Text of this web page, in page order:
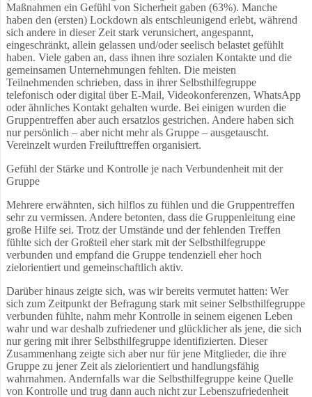
Maßnahmen ein Gefühl von Sicherheit gaben (63%). Manche
haben den (ersten) Lockdown als entschleunigend erlebt, während
sich andere in dieser Zeit stark verunsichert, angespannt,
eingeschränkt, allein gelassen und/oder seelisch belastet gefühlt
haben. Viele gaben an, dass ihnen ihre sozialen Kontakte und die
gemeinsamen Unternehmungen fehlten. Die meisten
Teilnehmenden schrieben, dass in ihrer Selbsthilfegruppe
telefonisch oder digital über E-Mail, Videokonferenzen, WhatsApp
oder ähnliches Kontakt gehalten wurde. Bei einigen wurden die
Gruppentreffen aber auch ersatzlos gestrichen. Andere haben sich
nur persönlich – aber nicht mehr als Gruppe – ausgetauscht.
Vereinzelt wurden Freilufttreffen organisiert.
Gefühl der Stärke und Kontrolle je nach Verbundenheit mit der
Gruppe
Mehrere erwähnten, sich hilflos zu fühlen und die Gruppentreffen
sehr zu vermissen. Andere betonten, dass die Gruppenleitung eine
große Hilfe sei. Trotz der Umstände und der fehlenden Treffen
fühlte sich der Großteil eher stark mit der Selbsthilfegruppe
verbunden und empfand die Gruppe tendenziell eher hoch
zielorientiert und gemeinschaftlich aktiv.
Darüber hinaus zeigte sich, was wir bereits vermutet hatten: Wer
sich zum Zeitpunkt der Befragung stark mit seiner Selbsthilfegruppe
verbunden fühlte, nahm mehr Kontrolle in seinem eigenen Leben
wahr und war deshalb zufriedener und glücklicher als jene, die sich
nur gering mit ihrer Selbsthilfegruppe identifizierten. Dieser
Zusammenhang zeigte sich aber nur für jene Mitglieder, die ihre
Gruppe zu jener Zeit als zielorientiert und handlungsfähig
wahrnahmen. Andernfalls war die Selbsthilfegruppe keine Quelle
von Kontrolle und trug dann auch nicht zur Lebenszufriedenheit